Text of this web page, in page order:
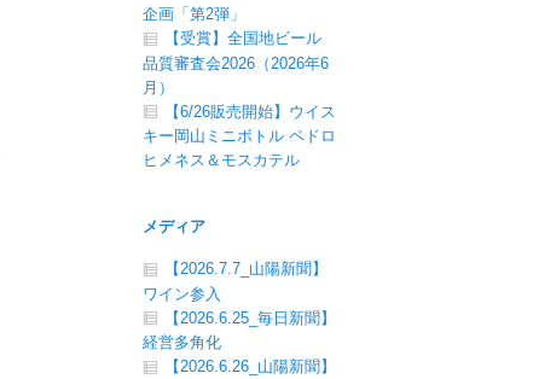
企画「第2弾」
【受賞】全国地ビール
品質審査会2026（2026年6
月）
【6/26販売開始】ウイス
キー岡山ミニボトル ペドロ
ヒメネス＆モスカテル
メディア
【2026.7.7_山陽新聞】
ワイン参入
【2026.6.25_毎日新聞】
経営多角化
【2026.6.26_山陽新聞】